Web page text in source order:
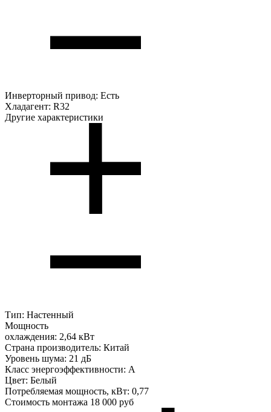
Инверторный привод: Есть
Хладагент: R32
Другие характеристики
Тип: Настенный
Мощность
охлаждения: 2,64 кВт
Страна производитель: Китай
Уровень шума: 21 дБ
Класс энергоэффективности: A
Цвет: Белый
Потребляемая мощность, кВт: 0,77
Стоимость монтажа 18 000 руб